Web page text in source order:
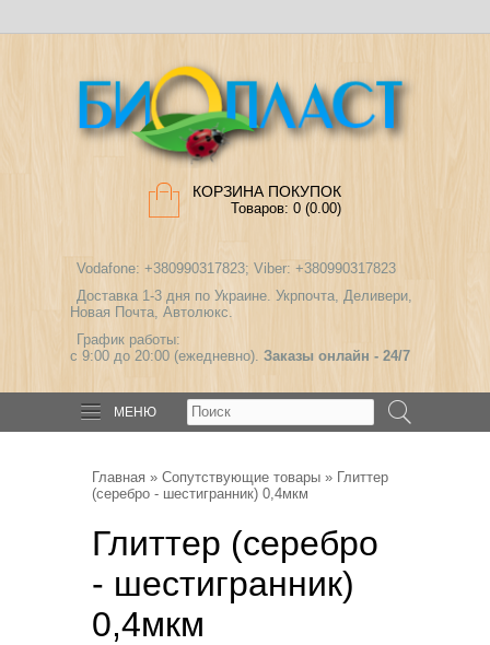
КОРЗИНА ПОКУПОК
Товаров: 0 (0.00)
Vodafone: +380990317823; Viber: +380990317823
Доставка 1-3 дня по Украине. Укрпочта, Деливери,
Новая Почта, Автолюкс.
График работы:
с 9:00 до 20:00 (ежедневно). Заказы онлайн - 24/7
МЕНЮ
Главная » Сопутствующие товары » Глиттер
(серебро - шестигранник) 0,4мкм
Глиттер (серебро
- шестигранник)
0,4мкм